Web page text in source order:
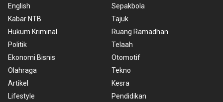
English
Kabar NTB
Hukum Kriminal
Politik
Ekonomi Bisnis
Olahraga
Artikel
Lifestyle
Sepakbola
Tajuk
Ruang Ramadhan
Telaah
Otomotif
Tekno
Kesra
Pendidikan